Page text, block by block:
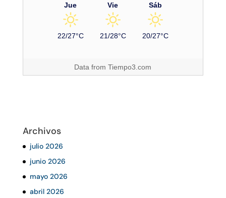
Jue
22/27°C
Vie
21/28°C
Sáb
20/27°C
Data fromTiempo3.com
Archivos
julio 2026
junio 2026
mayo 2026
abril 2026